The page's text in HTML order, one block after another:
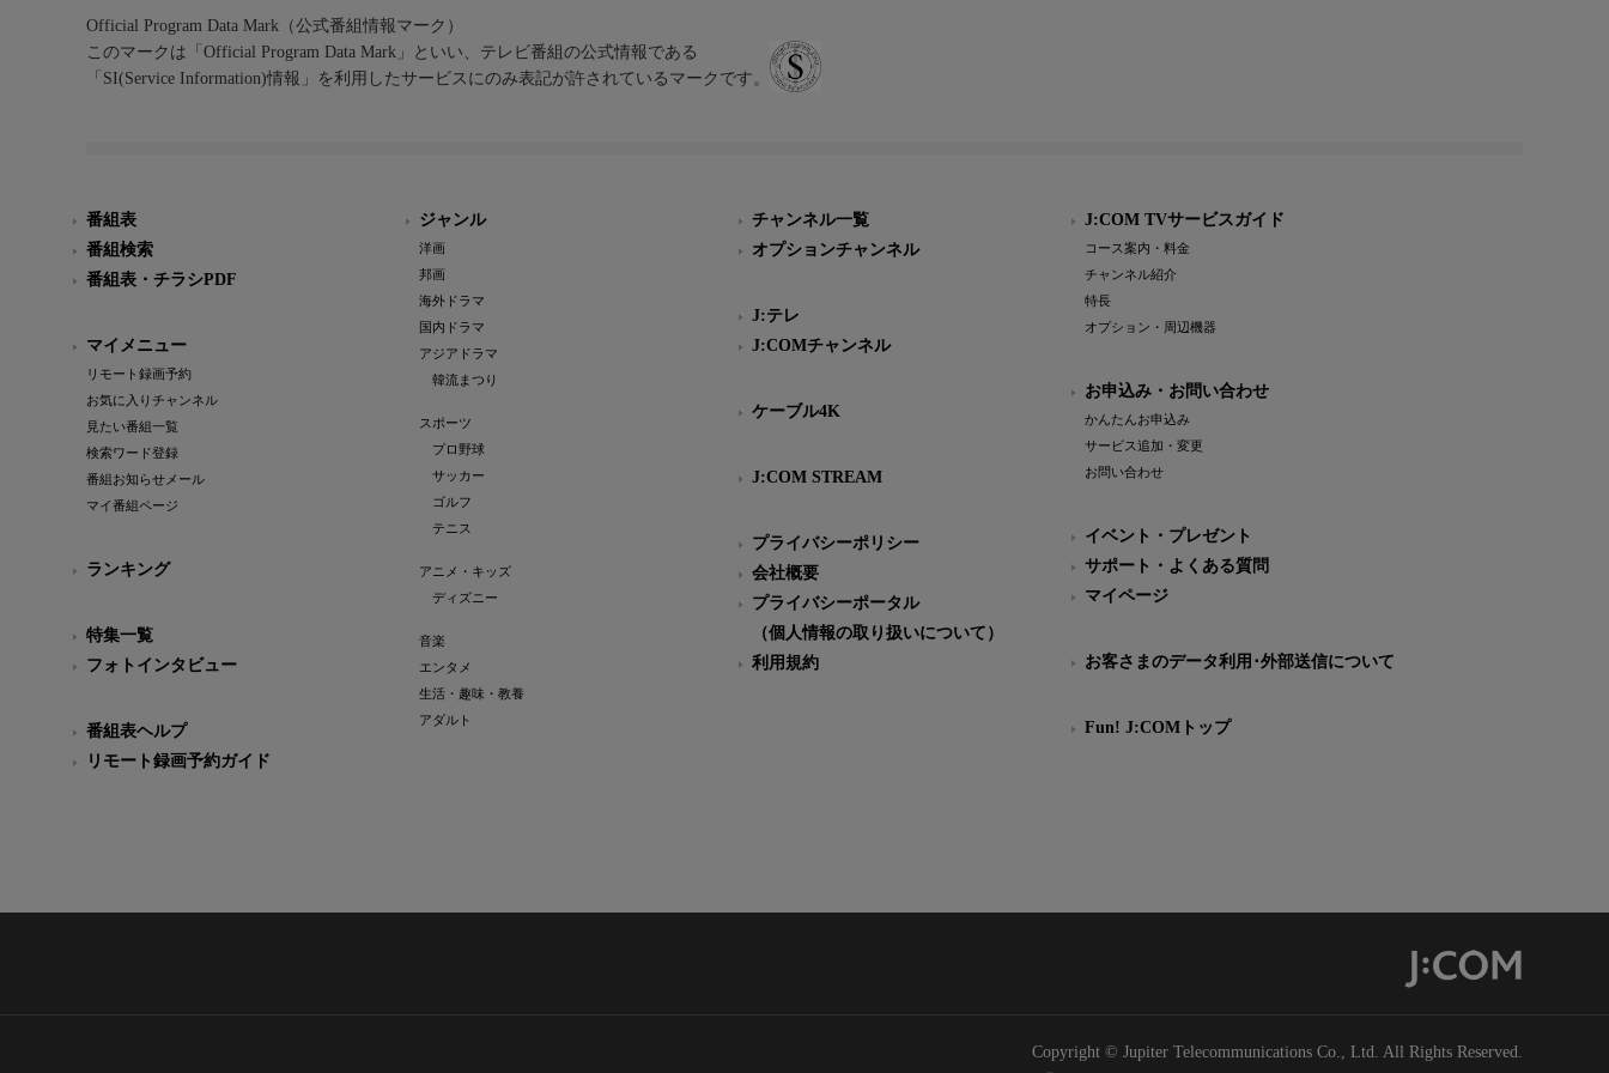
Official Program Data Mark（公式番組情報マーク）
このマークは「Official Program Data Mark」といい、テレビ番組の公式情報である
「SI(Service Information)情報」を利用したサービスにのみ表記が許されているマークです。
番組表
番組検索
番組表・チラシPDF
マイメニュー
リモート録画予約
お気に入りチャンネル
見たい番組一覧
検索ワード登録
番組お知らせメール
マイ番組ページ
ランキング
特集一覧
フォトインタビュー
番組表ヘルプ
リモート録画予約ガイド
ジャンル
洋画
邦画
海外ドラマ
国内ドラマ
アジアドラマ
韓流まつり
スポーツ
プロ野球
サッカー
ゴルフ
テニス
アニメ・キッズ
ディズニー
音楽
エンタメ
生活・趣味・教養
アダルト
チャンネル一覧
オプションチャンネル
J:テレ
J:COMチャンネル
ケーブル4K
J:COM STREAM
プライバシーポリシー
会社概要
プライバシーポータル
（個人情報の取り扱いについて）
利用規約
J:COM TVサービスガイド
コース案内・料金
チャンネル紹介
特長
オプション・周辺機器
お申込み・お問い合わせ
かんたんお申込み
サービス追加・変更
お問い合わせ
イベント・プレゼント
サポート・よくある質問
マイページ
お客さまのデータ利用･外部送信について
Fun! J:COMトップ
Copyright © Jupiter Telecommunications Co., Ltd. All Rights Reserved.